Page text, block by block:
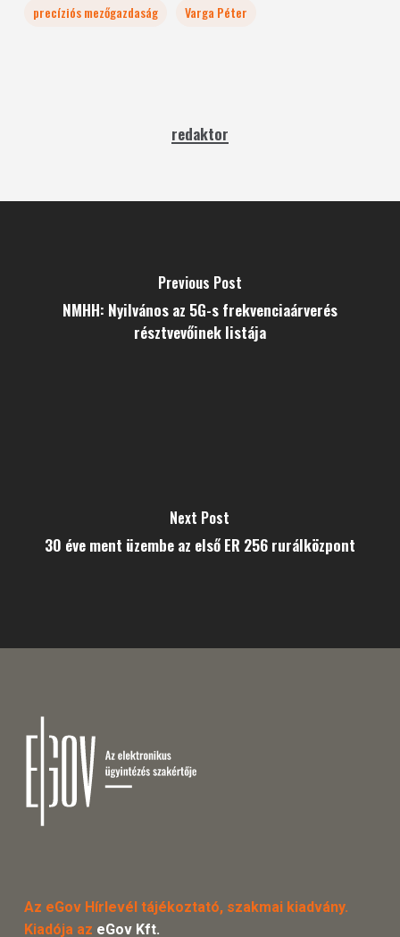
precíziós mezőgazdaság
Varga Péter
redaktor
Previous Post
NMHH: Nyilvános az 5G-s frekvenciaárverés
résztvevőinek listája
Next Post
30 éve ment üzembe az első ER 256 rurálközpont
Az eGov Hírlevél tájékoztató, szakmai kiadvány.
Kiadója az eGov Kft.